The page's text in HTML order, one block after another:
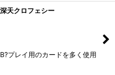
天クロフェシー
プレイ用のカードを多く使用